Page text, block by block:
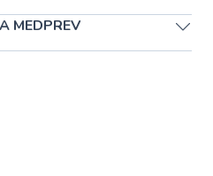
MEDPREV